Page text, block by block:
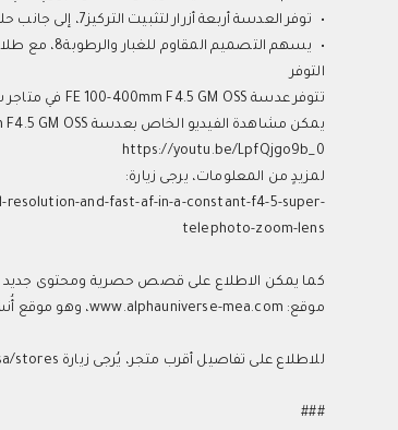
•
توفر العدسة أربعة أزرار لتثبيت التركيز7، إلى جانب حلقة وظائف مخصصة، بما يتيح تحكماً سهلاً وقابلاً للتخصيص أثناء العمل الميداني.
•
يسهم التصميم المقاوم للغبار والرطوبة8، مع طلاء الفلورين على العنصر الأمامي، في الحفاظ على موثوقية الأداء في ظروف التصوير الصعبة.
التوفر
تتوفر عدسة FE 100-400mm F4.5 GM OSS في متاجر سوني وعلى موقع سوني وورلد الإلكتروني بسعر يبلغ 18,999 ريال سعودي.
يمكن مشاهدة الفيديو الخاص بعدسة FE 100-400mm F4.5 GM OSS عبر الرابط التالي:
https://youtu.be/LpfQjgo9b_0
لمزيدٍ من المعلومات، يرجى زيارة:
and-fast-af-in-a-constant-f4-5-super-
telephoto-zoom-lens
موقع: www.alphauniverse-mea.com، وهو موقع أُنشئ لإطلاع صنّاع المحتوى وتثقيفهم وإلهامهم.
للاطلاع على تفاصيل أقرب متجر، يُرجى زيارة stores
###